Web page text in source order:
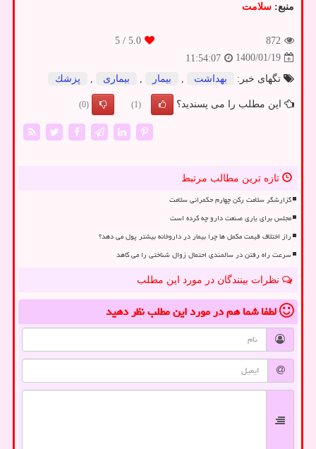
منبع: سلامت
872
5.0
/ 5
1400/01/19
11:54:07
تگهای خبر:
بهداشت بیمار بیماری پزشك
این مطلب را می پسندید؟ (1)
(0)
تازه ترین مطالب مرتبط
گزارشگر سلامت رکن چهارم حکمرانی سلامت
مجلس برای یاری صنعت دارو چه کرده است
راز اختلاف قیمت مکمل ها چرا بیمار در داروخانه بیشتر پول می دهد؟
سرعت راه رفتن در سالمندی احتمال زوال شناختی را می کاهد
نظرات بینندگان در مورد این مطلب
لطفا شما همدر مورد این مطلبنظر دهید